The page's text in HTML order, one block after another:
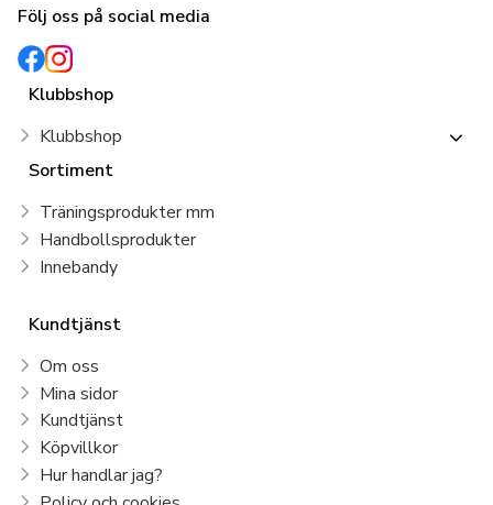
Följ oss på social media
Klubbshop
Klubbshop
Sortiment
Träningsprodukter mm
Handbollsprodukter
Innebandy
Kundtjänst
Om oss
Mina sidor
Kundtjänst
Köpvillkor
Hur handlar jag?